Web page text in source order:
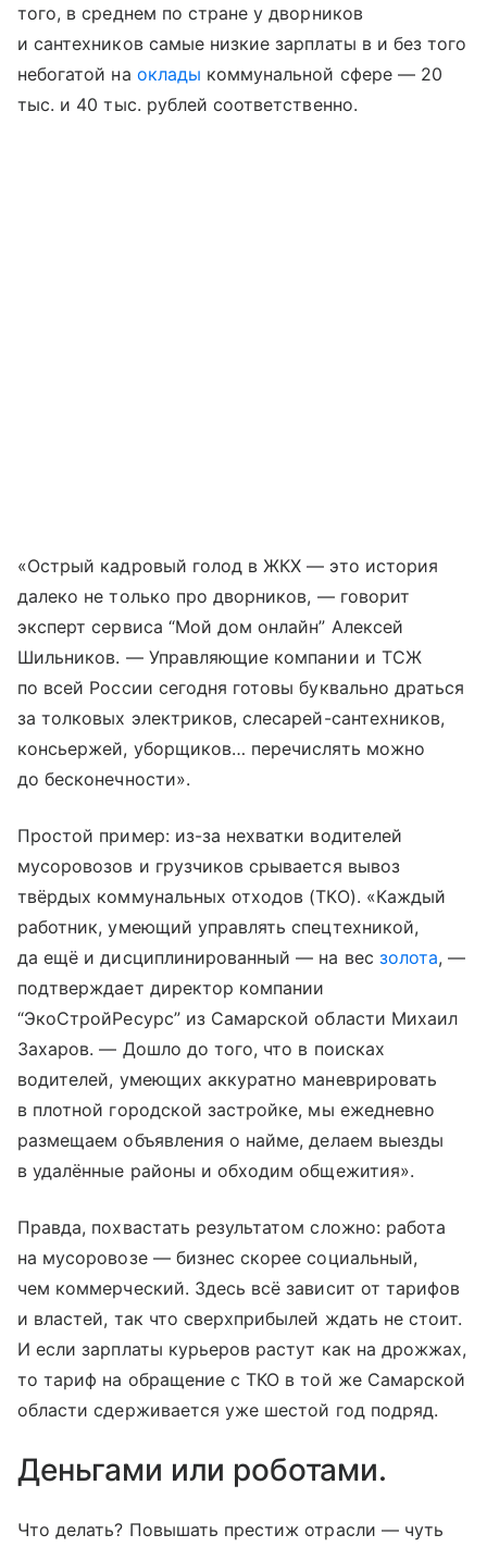
того, в среднем по стране у дворников
и сантехников самые низкие зарплаты в и без того
небогатой на оклады коммунальной сфере — 20
тыс. и 40 тыс. рублей соответственно.
«Острый кадровый голод в ЖКХ — это история
далеко не только про дворников, — говорит
эксперт сервиса “Мой дом онлайн” Алексей
Шильников. — Управляющие компании и ТСЖ
по всей России сегодня готовы буквально драться
за толковых электриков, слесарей-сантехников,
консьержей, уборщиков… перечислять можно
до бесконечности».
Простой пример: из-за нехватки водителей
мусоровозов и грузчиков срывается вывоз
твёрдых коммунальных отходов (ТКО). «Каждый
работник, умеющий управлять спецтехникой,
да ещё и дисциплинированный — на вес золота, —
подтверждает директор компании
“ЭкоСтройРесурс” из Самарской области Михаил
Захаров. — Дошло до того, что в поисках
водителей, умеющих аккуратно маневрировать
в плотной городской застройке, мы ежедневно
размещаем объявления о найме, делаем выезды
в удалённые районы и обходим общежития».
Правда, похвастать результатом сложно: работа
на мусоровозе — бизнес скорее социальный,
чем коммерческий. Здесь всё зависит от тарифов
и властей, так что сверхприбылей ждать не стоит.
И если зарплаты курьеров растут как на дрожжах,
то тариф на обращение с ТКО в той же Самар­ской
области сдерживается уже шестой год подряд.
Деньгами или роботами.
Что делать? Повышать прес­тиж отрасли — чуть